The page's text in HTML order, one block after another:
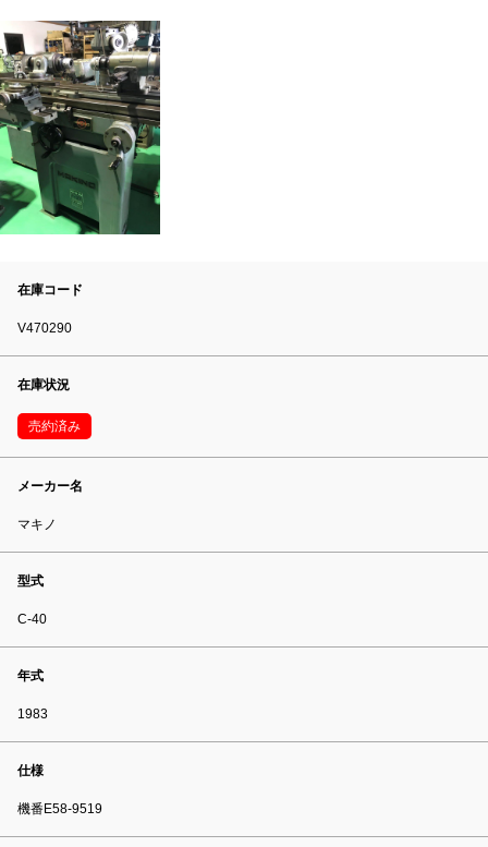
在庫コード
V470290
在庫状況
売約済み
メーカー名
マキノ
型式
C-40
年式
1983
仕様
機番E58-9519